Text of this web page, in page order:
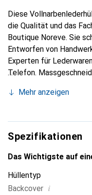
Diese
die Qualität und das
Boutique Noreve. Sie
Entworfen von
Experten für
Telefon.
unverzichtbaren
die Marke Noreve eine
anspruchsvolle
Mehr anzeigen
Spezifikationen
Das Wichtigste auf
Hüllentyp
Backcover i